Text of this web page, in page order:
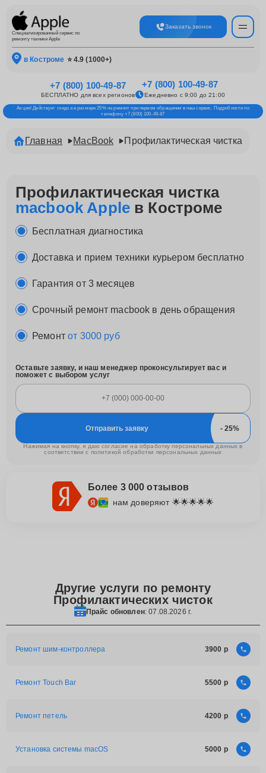
Специализированный сервис по
ремонту техники Apple
Заказать звонок
в Костроме ⭐ 4.9 (1000+)
+7 (800) 100-49-87
БЕСПЛАТНО для всех регионов
+7 (800) 100-49-87
Ежедневно с 9:00 до 21:00
Акция! Действует скидка в размере 25% на ремонт при первом обращении в наш сервис. Подробности по
телефону +7 (800) 100-49-87
Главная MacBook Профилактическая чистка
Профилактическая чистка
macbook Appleв Костроме
Бесплатная диагностика
Доставка и прием техники курьером бесплатно
Гарантия от 3 месяцев
Срочный ремонт macbook в день обращения
Ремонтот 3000 руб
Оставьте заявку, и наш менеджер проконсультирует вас и
поможет с выбором услуг
Отправить заявку
Нажимая на кнопку, я даю согласие на обработку персональных данных в
соответствии с политикой обработки персональных данных
Более 3 000 отзывов
нам доверяют 🌟🌟🌟🌟🌟
Другие услуги по ремонту
Профилактических чисток
Прайс обновлен: 07.08.2026 г.
Ремонт шим-контроллера 3900
Ремонт Touch Bar 5500
Ремонт петель 4200
Установка системы macOS 5000